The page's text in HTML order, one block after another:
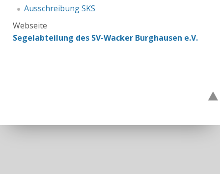
Ausschreibung SKS
Webseite
Segelabteilung des SV-Wacker Burghausen e.V.